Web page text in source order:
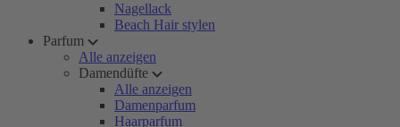
Nagellack
Beach Hair stylen
Parfum
Alle anzeigen
Damendüfte
Alle anzeigen
Damenparfum
Haarparfum